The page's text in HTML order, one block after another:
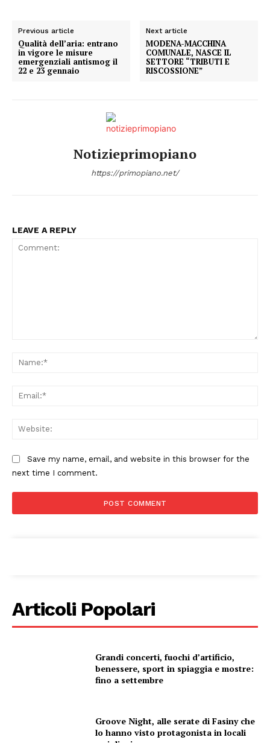
Previous article
Qualità dell’aria: entrano
in vigore le misure
emergenziali antismog il
22 e 23 gennaio
Next article
MODENA-MACCHINA
COMUNALE, NASCE IL
SETTORE “TRIBUTI E
RISCOSSIONE”
Notizieprimopiano
https://primopiano.net/
LEAVE A REPLY
Save my name, email, and website in this browser for the
next time I comment.
Articoli Popolari
Grandi concerti, fuochi d’artificio,
benessere, sport in spiaggia e mostre:
fino a settembre
Groove Night, alle serate di Fasiny che
lo hanno visto protagonista in locali